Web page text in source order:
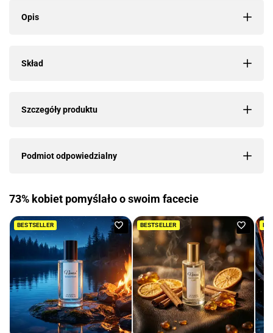
Opis
Skład
Szczegóły produktu
Podmiot odpowiedzialny
73% kobiet pomyślało o swoim facecie
BESTSELLER
Dodaj
do
ulubionych
BESTSELLER
Dodaj